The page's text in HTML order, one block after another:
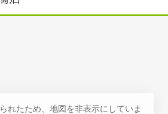
れたため、地図を非表示にしていま